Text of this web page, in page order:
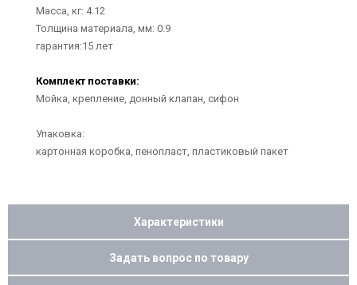
Масса, кг: 4.12
Толщина материала, мм: 0.9
гарантия:15 лет
Комплект поставки:
Мойка, крепление, донный клапан, сифон
Упаковка:
картонная коробка, пенопласт, пластиковый пакет
Характеристики
Задать вопрос по товару